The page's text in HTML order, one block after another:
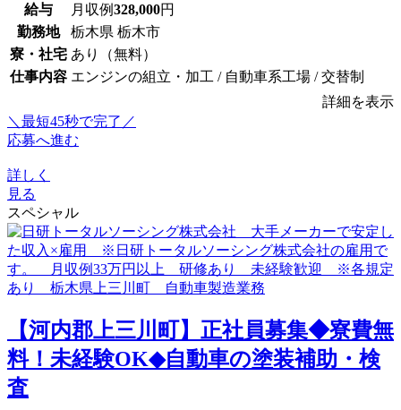
給与 月収例328,000円
勤務地
栃木県 栃木市
寮・社宅 あり（無料）
仕事内容 エンジンの組立・加工 / 自動車系工場 / 交替制
詳細を表示
＼最短45秒で完了／
応募へ進む
詳しく
見る
スペシャル
【河内郡上三川町】正社員募集◆寮費無
料！未経験OK◆自動車の塗装補助・検
査